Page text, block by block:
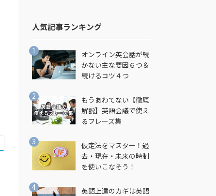
人気記事ランキング​
オンライン英会話が続
かない主な要因６つ＆
続けるコツ４つ
もうあわてない【徹底
解説】英語会議で使え
るフレーズ集
仮定法をマスター！過
去・現在・未来の時制
を使いこなそう！
英語上達のカギは英語